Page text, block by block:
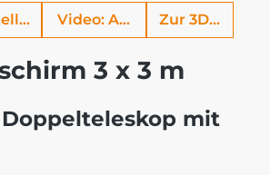
Alu Profi
Video: AufbauhilfeZur 3D Ansicht
3 x 3 m
mit